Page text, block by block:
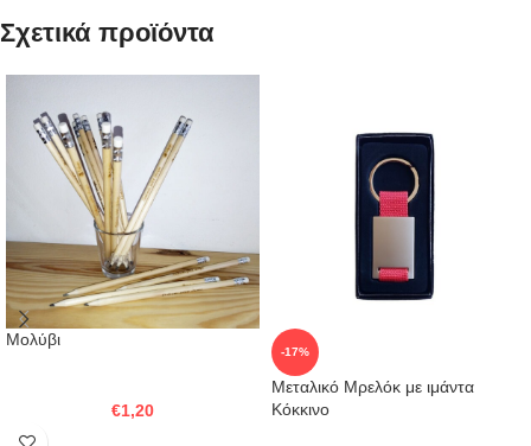
Σχετικά προϊόντα
Μολύβι
€1,20
-17%
Μεταλικό Μρελόκ με ιμάντα
Κόκκινο